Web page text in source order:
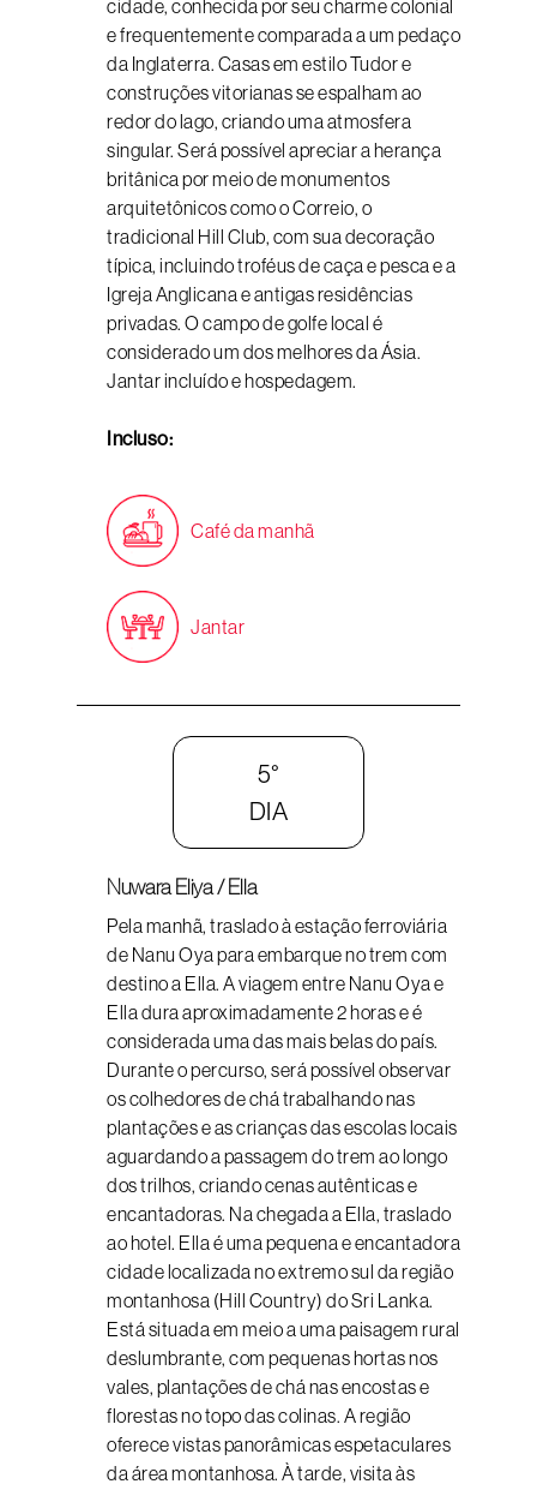
cidade, conhecida por seu charme colonial
e frequentemente comparada a um pedaço
da Inglaterra. Casas em estilo Tudor e
construções vitorianas se espalham ao
redor do lago, criando uma atmosfera
singular. Será possível apreciar a herança
britânica por meio de monumentos
arquitetônicos como o Correio, o
tradicional Hill Club, com sua decoração
típica, incluindo troféus de caça e pesca e a
Igreja Anglicana e antigas residências
privadas. O campo de golfe local é
considerado um dos melhores da Ásia.
Jantar incluído e hospedagem.
Incluso:
Café da manhã
Jantar
5°
DIA
Nuwara Eliya / Ella
Pela manhã, traslado à estação ferroviária
de Nanu Oya para embarque no trem com
destino a Ella. A viagem entre Nanu Oya e
Ella dura aproximadamente 2 horas e é
considerada uma das mais belas do país.
Durante o percurso, será possível observar
os colhedores de chá trabalhando nas
plantações e as crianças das escolas locais
aguardando a passagem do trem ao longo
dos trilhos, criando cenas autênticas e
encantadoras. Na chegada a Ella, traslado
ao hotel. Ella é uma pequena e encantadora
cidade localizada no extremo sul da região
montanhosa (Hill Country) do Sri Lanka.
Está situada em meio a uma paisagem rural
deslumbrante, com pequenas hortas nos
vales, plantações de chá nas encostas e
florestas no topo das colinas. A região
oferece vistas panorâmicas espetaculares
da área montanhosa. À tarde, visita às